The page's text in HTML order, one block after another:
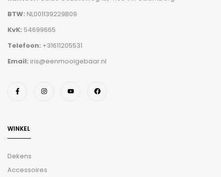
BTW: NL001139229B09
KvK: 54699665
Telefoon: +31611205531
Email: iris@eenmooigebaar.nl
WINKEL
Dekens
Accessoires